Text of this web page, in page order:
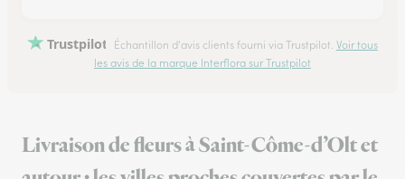
Trustpilot Échantillon d'avis clients fourni via Trustpilot. Voir tous
les avis de la marque Interflora sur Trustpilot
Livraison de fleurs à Saint-Côme-d’Olt et